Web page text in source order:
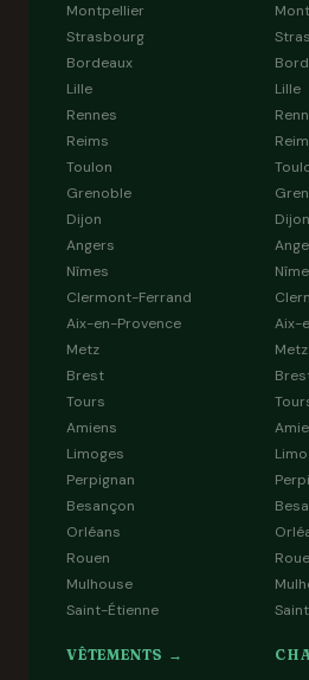
Montpellier
Strasbourg
Bordeaux
Lille
Rennes
Reims
Toulon
Grenoble
Dijon
Angers
Nîmes
Clermont-Ferrand
Aix-en-Provence
Metz
Brest
Tours
Amiens
Limoges
Perpignan
Besançon
Orléans
Rouen
Mulhouse
Saint-Étienne
Lille
Dijon
Aix-
Metz
VÊTEMENTS →